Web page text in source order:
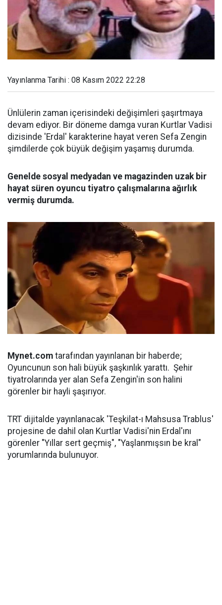
Yayınlanma Tarihi : 08 Kasım 2022 22:28
Ünlülerin zaman içerisindeki değişimleri şaşırtmaya
devam ediyor. Bir döneme damga vuran Kurtlar Vadisi
dizisinde 'Erdal' karakterine hayat veren Sefa Zengin
şimdilerde çok büyük değişim yaşamış durumda.
Genelde sosyal medyadan ve magazinden uzak bir
hayat süren oyuncu tiyatro çalışmalarına ağırlık
vermiş durumda.
Mynet.com tarafından yayınlanan bir haberde;
Oyuncunun son hali büyük şaşkınlık yarattı. Şehir
tiyatrolarında yer alan Sefa Zengin'in son halini
görenler bir hayli şaşırıyor.
TRT dijitalde yayınlanacak 'Teşkilat-ı Mahsusa Trablus'
projesine de dahil olan Kurtlar Vadisi'nin Erdal'ını
görenler "Yıllar sert geçmiş", "Yaşlanmışsın be kral"
yorumlarında bulunuyor.